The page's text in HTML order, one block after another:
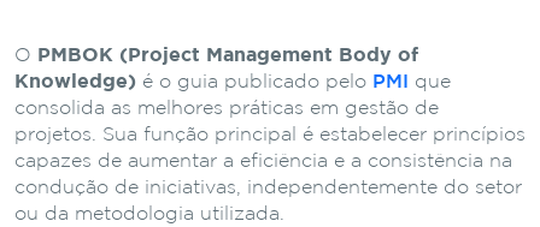
O PMBOK (Project Management Body of
Knowledge) é o guia publicado pelo PMI
que
consolida as melhores práticas em gestão de
projetos. Sua função principal é estabelecer princípios
capazes de aumentar a eficiência e a consistência na
condução de iniciativas, independentemente do setor
ou da metodologia utilizada.